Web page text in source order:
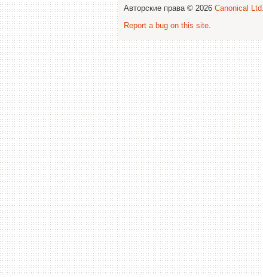
Авторские права © 2026 Canonical Ltd.
Report a bug on this site.